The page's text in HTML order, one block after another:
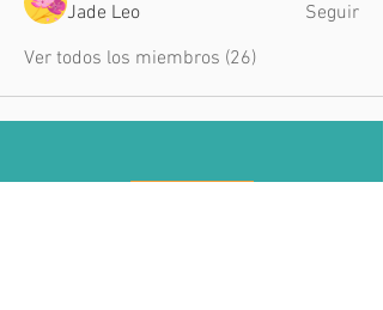
Jade Leo
Seguir
Ver todos los miembros (26)